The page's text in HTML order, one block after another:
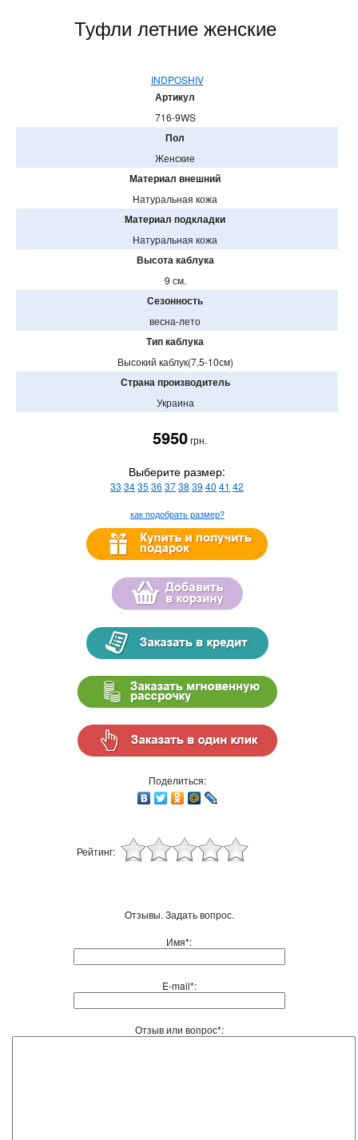
Туфли летние женские
INDPOSHIV
Артикул
716-9WS
Пол
Женские
Материал внешний
Натуральная кожа
Материал подкладки
Натуральная кожа
Высота каблука
9 см.
Сезонность
весна-лето
Тип каблука
Высокий каблук(7,5-10см)
Страна производитель
Украина
5950грн.
Выберите размер:
33 3435 36 3738 39 40 41 42
как подобрать размер?
Поделиться:
Рейтинг:
Отзывы. Задать вопрос.
Имя*:
E-mail*:
Отзыв или вопрос*: